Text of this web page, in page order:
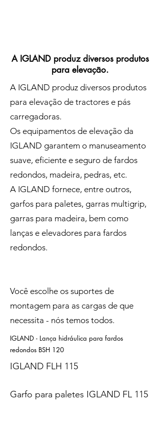
A IGLAND produz diversos produtos
para elevação.
A IGLAND produz diversos produtos
para elevação de tractores e pás
carregadoras.
Os equipamentos de elevação da
IGLAND garantem o manuseamento
suave, eficiente e seguro de fardos
redondos, madeira, pedras, etc.
A IGLAND fornece, entre outros,
garfos para paletes, garras multigrip,
garras para madeira, bem como
lanças e elevadores para fardos
redondos.
Você escolhe os suportes de
montagem para as cargas de que
necessita - nós temos todos.
IGLAND - Lança hidráulica para fardos
redondos BSH 120
IGLAND FLH 115
Garfo para paletes IGLAND FL 115